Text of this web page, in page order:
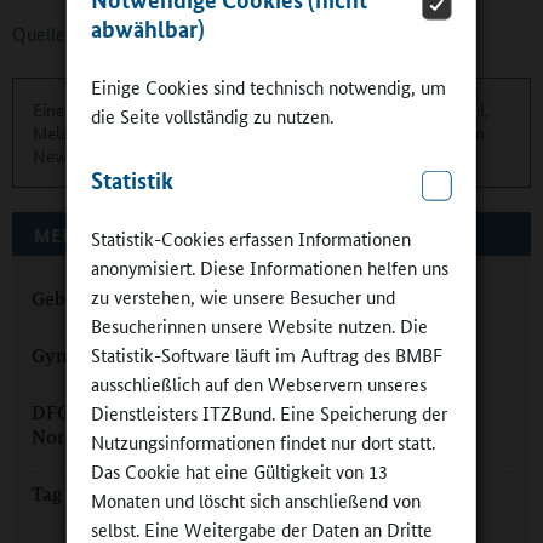
abwählbar)
Einige Cookies sind technisch notwendig, um
die Seite vollständig zu nutzen.
Statistik
Statistik-Cookies erfassen Informationen
anonymisiert. Diese Informationen helfen uns
zu verstehen, wie unsere Besucher und
Besucherinnen unsere Website nutzen. Die
Statistik-Software läuft im Auftrag des BMBF
ausschließlich auf den Webservern unseres
Dienstleisters ITZBund. Eine Speicherung der
Nutzungsinformationen findet nur dort statt.
Das Cookie hat eine Gültigkeit von 13
Monaten und löscht sich anschließend von
selbst. Eine Weitergabe der Daten an Dritte
Quelle: Ministerium für Bildung und Kultur Saarland
Eine übersichtliche Kurzinformation über die aktuellen Artikel,
Meldungen und Termine finden Sie zweimonatlich in unserem
MEHR ZUM THEMA AUF GANZTAGSSCHULEN.ORG
Gebundener Ganztag als Alleinstellungsmerkmal
Gymnasium am Rotenbühl – ein GaRant für Europa
DFG Saarbrücken: Respekt vor dem Anderen als
Normalität
Tag der gebundenen Ganztagsschulen im Saarland